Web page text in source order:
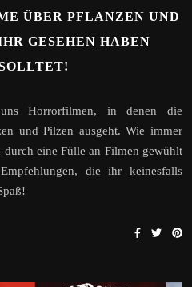
ÜBER PFLANZEN UND
GESEHEN HABEN
Horrorfilmen, in denen die
und Pilzen ausgeht. Wie immer
eine Fülle an Filmen gewühlt
die ihr keinesfalls